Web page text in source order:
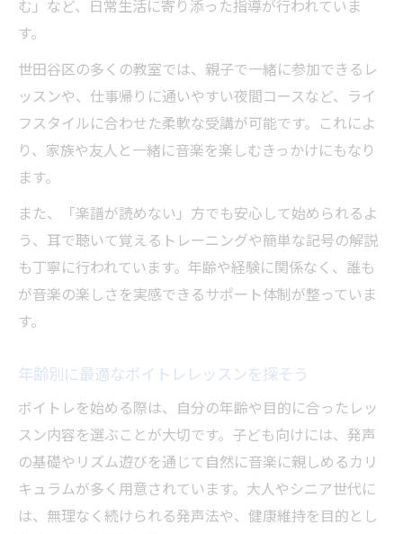
む」など、日常生活に寄り添った指導が行われていま
す。
世田谷区の多くの教室では、親子で一緒に参加できるレ
ッスンや、仕事帰りに通いやすい夜間コースなど、ライ
フスタイルに合わせた柔軟な受講が可能です。これによ
り、家族や友人と一緒に音楽を楽しむきっかけにもなり
ます。
また、「楽譜が読めない」方でも安心して始められるよ
う、耳で聴いて覚えるトレーニングや簡単な記号の解説
も丁寧に行われています。年齢や経験に関係なく、誰も
が音楽の楽しさを実感できるサポート体制が整っていま
す。
年齢別に最適なボイトレレッスンを探そう
ボイトレを始める際は、自分の年齢や目的に合ったレッ
スン内容を選ぶことが大切です。子ども向けには、発声
の基礎やリズム遊びを通じて自然に音楽に親しめるカリ
キュラムが多く用意されています。大人やシニア世代に
は、無理なく続けられる発声法や、健康維持を目的とし